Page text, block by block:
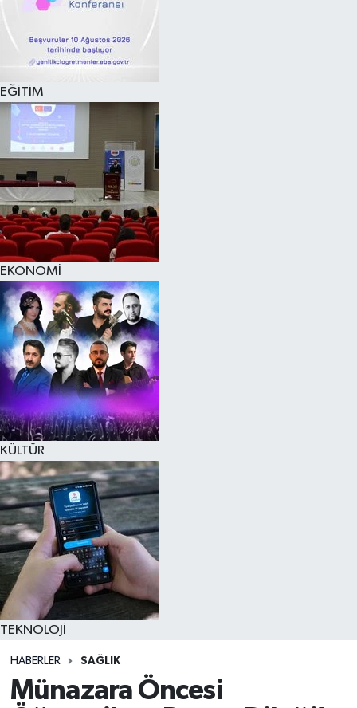
EĞİTİM
EKONOMİ
KÜLTÜR
TEKNOLOJİ
HABERLER SAĞLIK
Münazara Öncesi